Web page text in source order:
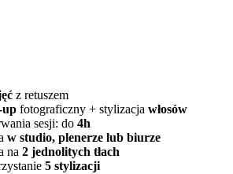
z retuszem
up fotograficzny + stylizacja włosów
sesji: do 4h
w studio, plenerze lub biurze
na 2 jednolitych tłach
5 stylizacji